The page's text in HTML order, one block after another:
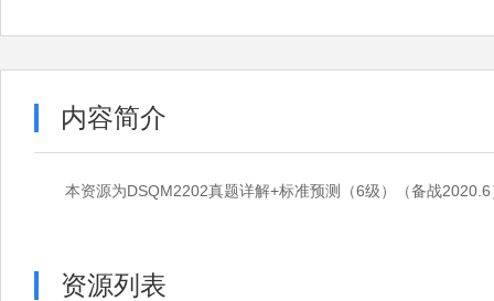
内容简介
本资源为DSQM2202真题详解+标准预测（6级）（备战
资源列表